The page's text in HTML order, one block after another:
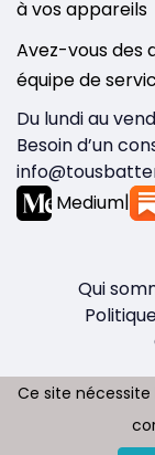
à vos appareils
Avez-vous des
équipe de
Du lundi au
Besoin d’un
Medium|
Qui
Ce site
Ce site